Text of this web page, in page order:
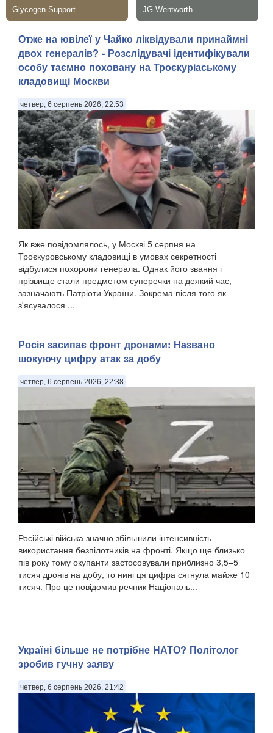
Отже на ювілеї у Чайко ліквідували принаймні
двох генералів? - Розслідувачі ідентифікували
особу таємно поховану на Троєкуріаському
кладовищі Москви
четвер, 6 серпень 2026, 22:53
Як вже повідомлялось, у Москві 5 серпня на
Троєкуровському кладовищі в умовах секретності
відбулися похорони генерала. Однак його звання і
прізвище стали предметом суперечки на деякий час,
зазначають Патріоти України. Зокрема після того як
з'ясувалося ...
Росія засипає фронт дронами: Названо
шокуючу цифру атак за добу
четвер, 6 серпень 2026, 22:38
Російські війська значно збільшили інтенсивність
використання безпілотників на фронті. Якщо ще близько
пів року тому окупанти застосовували приблизно 3,5–5
тисяч дронів на добу, то нині ця цифра сягнула майже 10
тисяч. Про це повідомив речник Національ...
Україні більше не потрібне НАТО? Політолог
зробив гучну заяву
четвер, 6 серпень 2026, 21:42